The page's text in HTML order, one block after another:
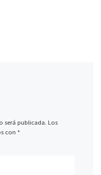
será publicada. Los
con *